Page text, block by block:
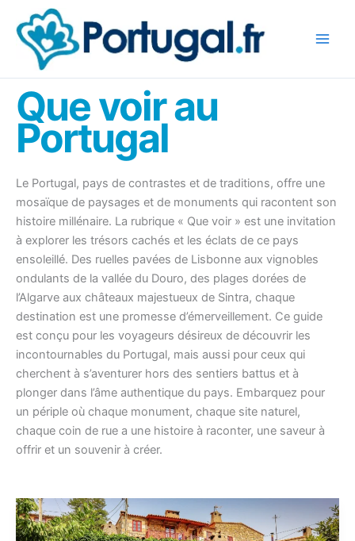
contenu
Que voir au
Portugal
Le Portugal, pays de contrastes et de traditions, offre une
mosaïque de paysages et de monuments qui racontent son
histoire millénaire. La rubrique « Que voir » est une invitation
à explorer les trésors cachés et les éclats de ce pays
ensoleillé. Des ruelles pavées de Lisbonne aux vignobles
ondulants de la vallée du Douro, des plages dorées de
l’Algarve aux châteaux majestueux de Sintra, chaque
destination est une promesse d’émerveillement. Ce guide
est conçu pour les voyageurs désireux de découvrir les
incontournables du Portugal, mais aussi pour ceux qui
cherchent à s’aventurer hors des sentiers battus et à
plonger dans l’âme authentique du pays. Embarquez pour
un périple où chaque monument, chaque site naturel,
chaque coin de rue a une histoire à raconter, une saveur à
offrir et un souvenir à créer.